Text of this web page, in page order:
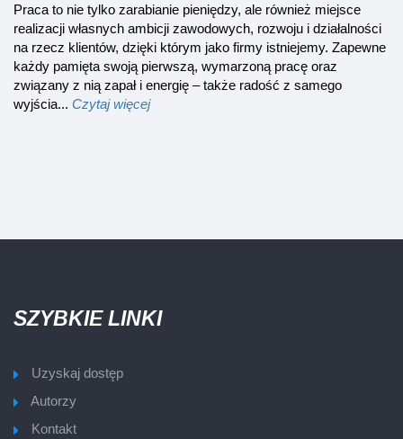
Praca to nie tylko zarabianie pieniędzy, ale również miejsce
realizacji własnych ambicji zawodowych, rozwoju i działalności
na rzecz klientów, dzięki którym jako firmy istniejemy. Zapewne
każdy pamięta swoją pierwszą, wymarzoną pracę oraz
związany z nią zapał i energię – także radość z samego
wyjścia... Czytaj więcej
SZYBKIE LINKI
Uzyskaj dostęp
Autorzy
Kontakt